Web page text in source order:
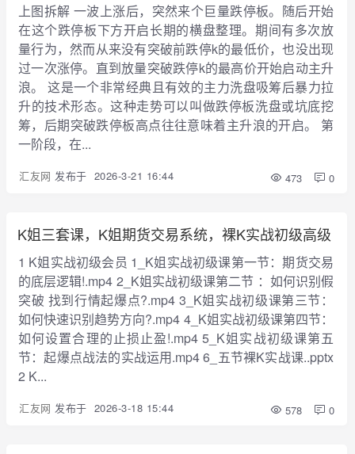
上图拆解 一波上涨后，突然来个巨量跌停板。随后开始
在这个跌停板下方开启长期的横盘整理。期间有多次放
量行为，然而从来没有突破前跌停k的最低价，也没出现
过一次涨停。直到放量突破跌停k的最高价开始启动主升
浪。 这是一个非常经典且有效的主力洗盘吸筹后暴力拉
升的技术形态。这种走势可以叫做跌停板洗盘或坑底挖
筹，后期突破跌停板高点往往意味着主升浪的开启。 第
一阶段，在...
汇友网 发布于 2026-3-21 16:44 473 0
K姐三套课，K姐期货交易系统，裸K实战初级高级
1 K姐实战初级会员 1_K姐实战初级课第一节：期货交易
的底层逻辑!.mp4 2_K姐实战初级课第二节 ：如何识别假
突破 找到行情起爆点?.mp4 3_K姐实战初级课第三节：
如何快速识别趋势方向?.mp4 4_K姐实战初级课第四节：
如何设置合理的止损止盈!.mp4 5_K姐实战初级课第五
节：起爆点战法的实战运用.mp4 6_五节裸K实战课..pptx
2 K...
汇友网 发布于 2026-3-18 15:44 578 0